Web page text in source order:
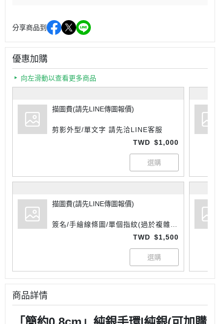
分享商品到
優惠加購
向左滑動以查看更多商品
描圖費(請先LINE傳圖報價)
剪影外型/單文字 請先洽LINE客服
TWD $1,000
描圖費(請先LINE傳圖報價)
簽名/手繪線條圖/單個指紋(過於複雜則
TWD $1,500
商品詳情